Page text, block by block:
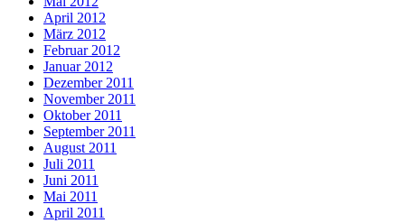
April 2012
März 2012
Februar 2012
Januar 2012
Dezember 2011
November 2011
Oktober 2011
September 2011
August 2011
Juli 2011
Juni 2011
Mai 2011
April 2011